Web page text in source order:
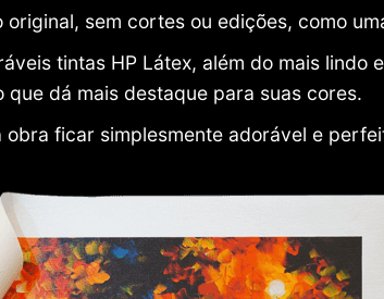
sem cortes ou edições, como
tintas HP Látex, além do mais lindo
que dá mais destaque para suas cores.
obra ficar simplesmente adorável e